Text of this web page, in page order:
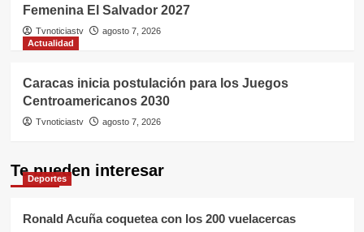
Femenina El Salvador 2027
Tvnoticiastv
agosto 7, 2026
Actualidad
Caracas inicia postulación para los Juegos
Centroamericanos 2030
Tvnoticiastv agosto 7, 2026
Te pueden interesar
Deportes
Ronald Acuña coquetea con los 200 vuelacercas